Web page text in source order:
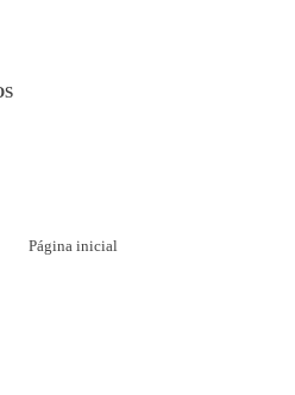
Página inicial